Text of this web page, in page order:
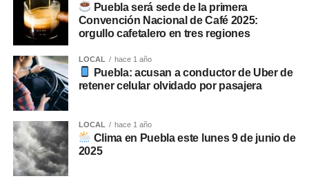
Puebla será sede de la primera
Convención Nacional de Café 2025:
orgullo cafetalero en tres regiones
LOCAL hace 1 año
Puebla: acusan a conductor de Uber de
retener celular olvidado por pasajera
LOCAL hace 1 año
Clima en Puebla este lunes 9 de junio de
2025